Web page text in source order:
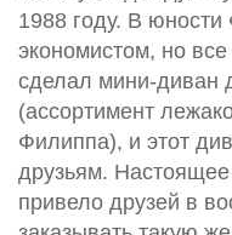
1988 году. В
экономистом, но
сделал мини-диван
(ассортимент
Филиппа), и этот
друзьям.
привело друзей в